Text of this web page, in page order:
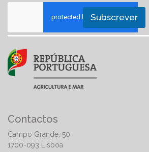
Subscrever
Contactos
Campo Grande, 50
1700-093 Lisboa